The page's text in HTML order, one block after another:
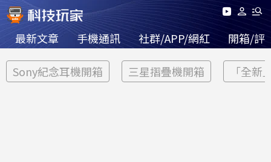
最新文章 手機通訊 社群/APP/網紅 開箱/評
Sony紀念耳機開箱 三星摺疊機開箱 「全新